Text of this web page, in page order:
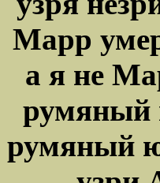
Марр
а я не
румяный
румяный